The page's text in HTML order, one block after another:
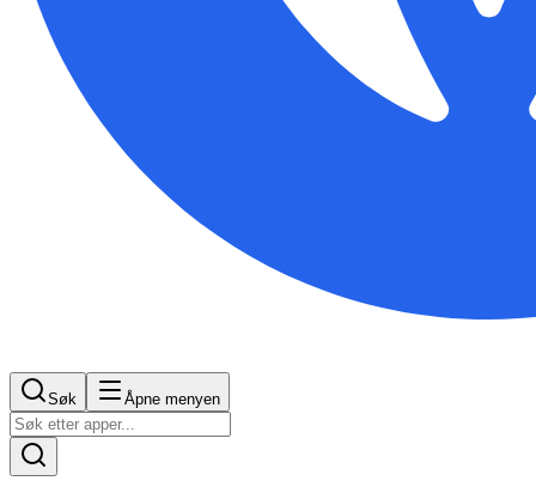
Søk Åpne menyen